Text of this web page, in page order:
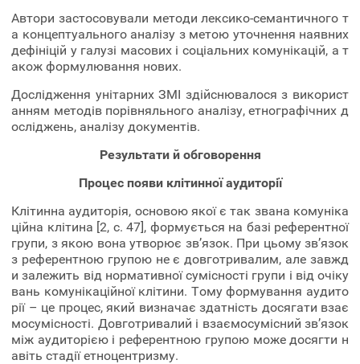
Автори застосовували методи лексико-семантичного т
а концептуального аналізу з метою уточнення наявних
дефініцій у галузі масових і соціальних комунікацій, а т
акож формулювання нових.
Дослідження унітарних ЗМІ здійснювалося з використ
анням методів порівняльного аналізу, етнографічних д
осліджень, аналізу документів.
Результати й обговорення
Процес появи клітинної аудиторії
Клітинна аудиторія, основою якої є так звана комуніка
ційна клітина [2, с. 47], формується на базі референтної
групи, з якою вона утворює зв’язок. При цьому зв’язок
з референтною групою не є довготривалим, але завжд
и залежить від нормативної сумісності групи і від очіку
вань комунікаційної клітини. Тому формування аудито
рії – це процес, який визначає здатність досягати взає
мосумісності. Довготривалий і взаємосумісний зв’язок
між аудиторією і референтною групою може досягти н
авіть стадії етноцентризму.